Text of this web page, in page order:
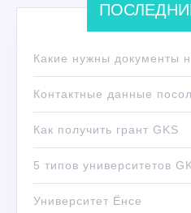
Какие нужны документы
Контактные данные
Как получить грант GKS
5 типов университетов
Университет Ёнсе